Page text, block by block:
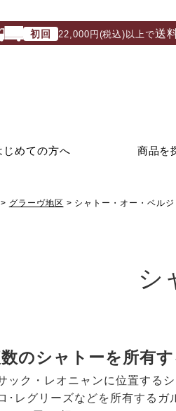
初回 22,000円(税込)以上で送
じめての方へ 商品を
グラーヴ地区 シャトー・オー・ベル
シ
のシャトーを所有
ック・レオニャンに位置する
･レグリーズなどを所有する